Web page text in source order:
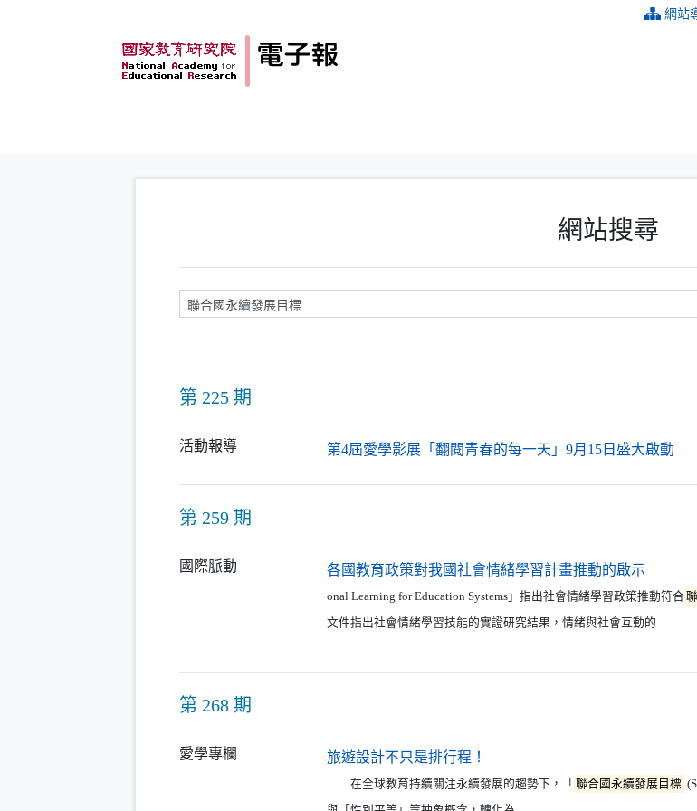
網站
網站搜尋
請輸入關鍵字
第 225 期
活動報導 第4屆愛學影展「翻閱青春的每一天」9月15日盛大啟動（
第 259 期
國際脈動 各國教育政策對我國社會情緒學習計畫推動的啟示（另開
onal Learning for Education Systems」指出社會情緒學習政策推動符合
文件指出社會情緒學習技能的實證研究結果，情緒與社會互動的
第 268 期
愛學專欄 旅遊設計不只是排行程！
在全球教育持續關注永續發展的趨勢下，「 聯合國永續發展目標